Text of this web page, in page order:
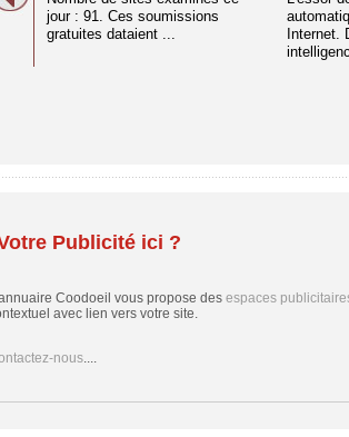
jour : 91. Ces soumissions
gratuites dataient ...
Internet.
Publicité ici ?
Coodoeil vous propose des espaces
avec lien vers votre site.
nous....